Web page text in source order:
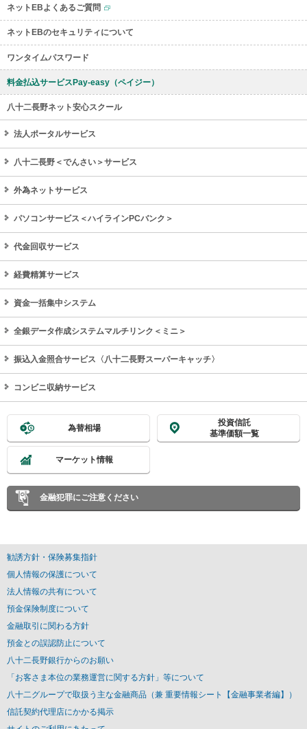
ネットEBよくあるご質問
ネットEBのセキュリティについて
ワンタイムパスワード
料金払込サービスPay-easy（ペイジー）
八十二長野ネット安心スクール
法人ポータルサービス
八十二長野＜でんさい＞サービス
外為ネットサービス
パソコンサービス＜ハイラインPCバンク＞
代金回収サービス
経費精算サービス
資金一括集中システム
全銀データ作成システムマルチリンク＜ミニ＞
振込入金照合サービス〈八十二長野スーパーキャッチ〉
コンビニ収納サービス
為替相場
投資信託
基準価額一覧
マーケット情報
金融犯罪にご注意ください
勧誘方針・保険募集指針
個人情報の保護について
法人情報の共有について
預金保険制度について
金融取引に関わる方針
預金との誤認防止について
八十二長野銀行からのお願い
「お客さま本位の業務運営に関する方針」等について
八十二グループで取扱う主な金融商品（兼 重要情報シート【金融事業者編】）
信託契約代理店にかかる掲示